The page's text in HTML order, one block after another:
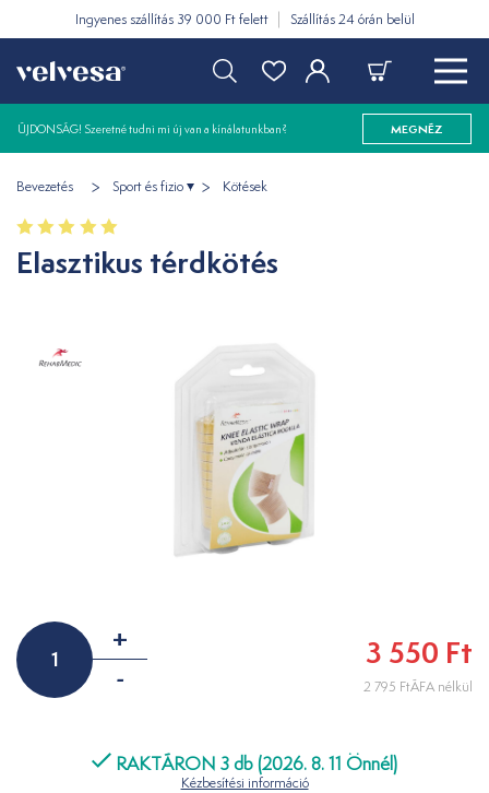
Ingyenes szállítás 39 000 Ft felett Szállítás 24 órán belül
ÚJDONSÁG! Szeretné tudni mi új van a kínálatunkban? MEGNÉZ
Bevezetés Sport és fizio Kötések
Elasztikus térdkötés
+
-
3 550 Ft
2 795 FtÁFA nélkül
RAKTÁRON 3 db (2026. 8. 11 Önnél)
Kézbesítési információ